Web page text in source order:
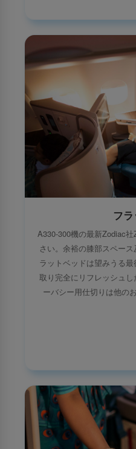
フ
A330-300機の最新Zodiac
さい。余裕の膝部スペー
ラットベッドは望みうる
取り完全にリフレッシュ
ーバシー用仕切りは他の